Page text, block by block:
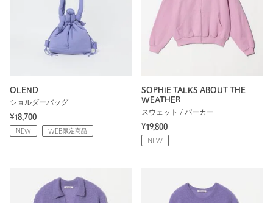
OLEND
ショルダーバッグ
¥18,700
NEW WEB限定商品
SOPHIE TALKS ABOUT THE
WEATHER
スウェット / パーカー
¥19,800
NEW